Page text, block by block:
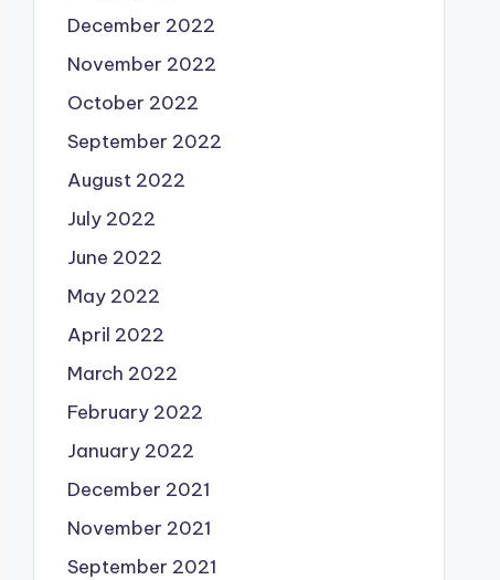
December 2022
November 2022
October 2022
September 2022
August 2022
July 2022
June 2022
May 2022
April 2022
March 2022
February 2022
January 2022
December 2021
November 2021
September 2021